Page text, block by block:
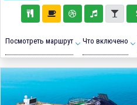
Посмотреть маршрут Что включено